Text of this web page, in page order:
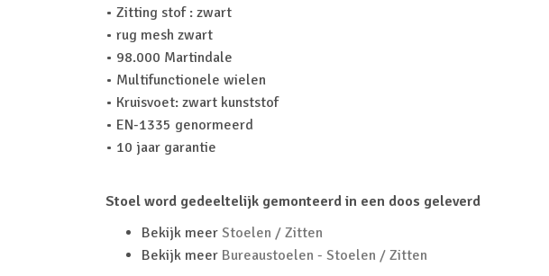
• Zitting stof : zwart
• rug mesh zwart
• 98.000 Martindale
• Multifunctionele wielen
• Kruisvoet: zwart kunststof
• EN-1335 genormeerd
• 10 jaar garantie
Stoel word gedeeltelijk gemonteerd in een doos geleverd
Bekijk meer Stoelen / Zitten
Bekijk meer Bureaustoelen - Stoelen / Zitten